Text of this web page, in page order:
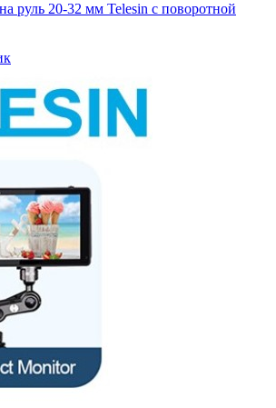
руль 20-32 мм Telesin с поворотной